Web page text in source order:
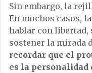
Sin embargo, la
En muchos casos,
hablar con libertad,
sostener la mirada
recordar que el
es la personalidad